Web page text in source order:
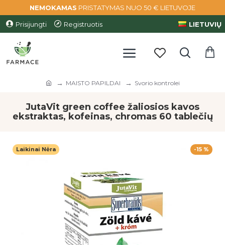
NEMOKAMAS PRISTATYMAS NUO 50 € LIETUVOJE
Prisijungti Registruotis LIETUVIŲ
MAISTO PAPILDAI Svorio kontrolei
JutaVit green coffee žaliosios kavos
ekstraktas, kofeinas, chromas 60 tablečių
-15 %
Laikinai Nėra